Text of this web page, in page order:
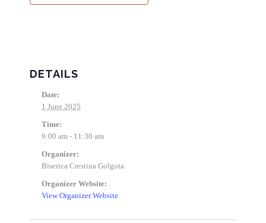
DETAILS
Date:
1 June 2025
Time:
9:00 am - 11:30 am
Organizer:
Biserica Crestina Golgota
Organizer Website:
View Organizer Website